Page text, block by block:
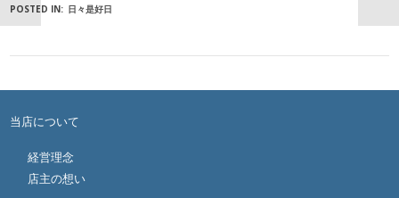
POSTED IN: 日々是好日
当店について
経営理念
店主の想い